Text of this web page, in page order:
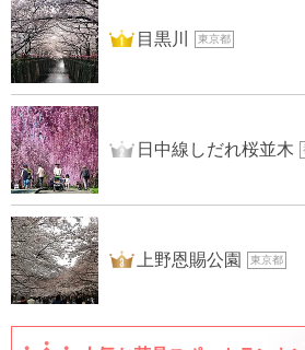
1位 目黒川 東京都
2位 日中線しだれ桜並木
3位 上野恩賜公園 東京都